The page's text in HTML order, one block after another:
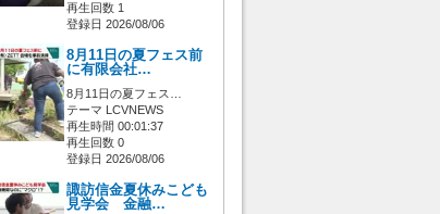
再生回数 1
登録日 2026/08/06
8月11日の夏フェス前
に有限会社…
8月11日の夏フェス…
テーマ LCVNEWS
再生時間 00:01:37
再生回数 0
登録日 2026/08/06
諏訪信金夏休みこども
見学会 金融…